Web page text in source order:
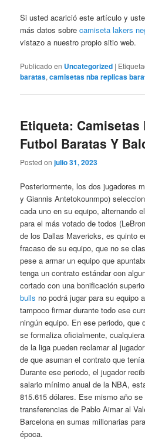
Si usted acarició este artículo y
más datos sobrecamiseta lakers
vistazo a nuestro propio sitio web.
Publicado en Uncategorized |
baratas,camisetas nba replicas
Etiqueta: Camisetas
Futbol Baratas Y
Posted onjulio 31, 2023
Posteriormente, los dos jugadores
y Giannis Antetokounmpo)
cada uno en su equipo, alternando
para el más votado de todos
de los Dallas Mavericks, es quinto
fracaso de su equipo, que no se
pese a armar un equipo que
tenga un contrato estándar con
cortado con una bonificación
bulls no podrá jugar para su equipo
tampoco firmar durante todo ese
ningún equipo. En ese periodo, que
se formaliza oficialmente,
de la liga pueden reclamar al
de que asuman el contrato que
Durante ese periodo, el jugador
salario mínimo anual de la NBA,
815.615 dólares. Ese mismo año se
transferencias de Pablo Aimar al
Barcelona en sumas millonarias
época.